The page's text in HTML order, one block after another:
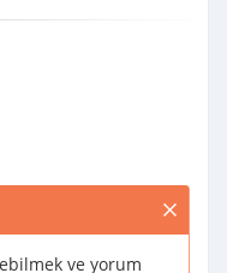
ve yorum